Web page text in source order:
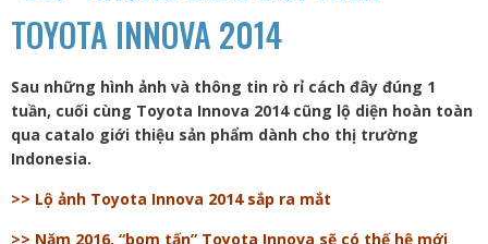
TOYOTA INNOVA 2014
Sau những hình ảnh và thông tin rò rỉ cách đây đúng 1
tuần, cuối cùng Toyota Innova 2014 cũng lộ diện hoàn toàn
qua catalo giới thiệu sản phẩm dành cho thị trường
Indonesia.
>> Lộ ảnh Toyota Innova 2014 sắp ra mắt
>> Năm 2016, “bom tấn” Toyota Innova sẽ có thế hệ mới